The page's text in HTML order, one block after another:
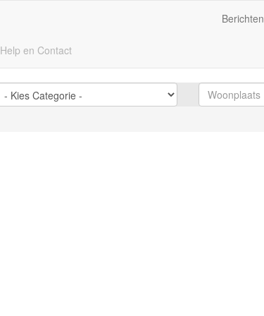
Help en Contact
Berichten